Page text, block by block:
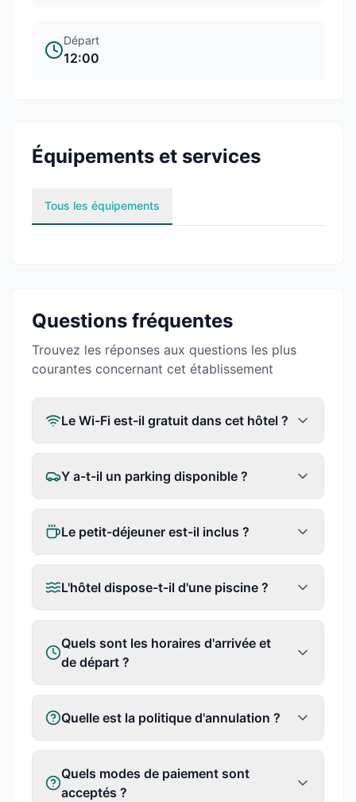
Départ
12:00
Équipements et services
Tous les équipements
Questions fréquentes
Trouvez les réponses aux questions les plus
courantes concernant cet établissement
Le Wi-Fi est-il gratuit dans cet hôtel ?
Y a-t-il un parking disponible ?
Le petit-déjeuner est-il inclus ?
L'hôtel dispose-t-il d'une piscine ?
Quels sont les horaires d'arrivée et
de départ ?
Quelle est la politique d'annulation ?
Quels modes de paiement sont
acceptés ?